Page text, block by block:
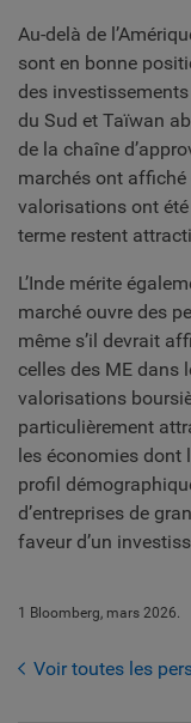
Au-delà de
sont en bonne
des
du Sud et Taïwan
de la chaîne
marchés ont
valorisations ont
terme restent
L’Inde mérite
marché ouvre des
même s’il devrait
celles des ME dans
valorisations
particulièrement
les économies
profil
d’entreprises de
faveur d’un
1 Bloomberg, mars 2026.
Voir toutes les